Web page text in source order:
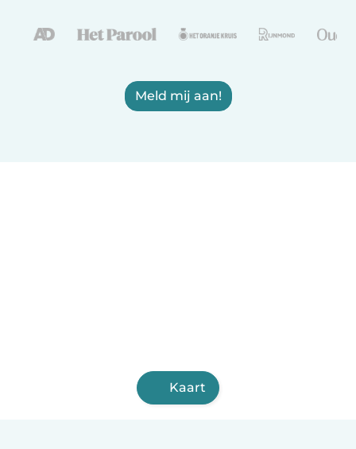
Meld mij aan!
Kaart